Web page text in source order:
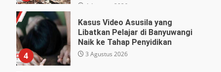
4 Agustus 2026
4
Kasus Video Asusila yang
Libatkan Pelajar di Banyuwangi
Naik ke Tahap Penyidikan
3 Agustus 2026